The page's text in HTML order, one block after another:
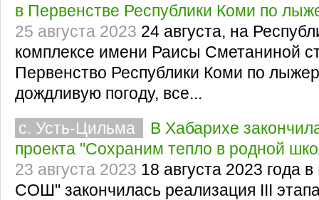
в Первенстве Республики Коми по
25 августа 2023 24 августа, на
комплексе имени Раисы Сметаниной
Первенство Республики Коми по
дождливую погоду, все...
с. Усть-Цильма
В Хабарихе
проекта "Сохраним тепло в родной
23 августа 2023 18 августа 2023 года
СОШ" закончилась реализация III